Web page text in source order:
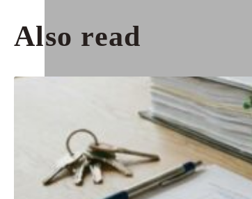
Also read